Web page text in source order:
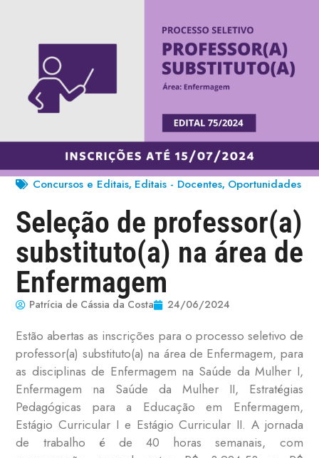
Concursos e Editais, Editais - Docentes, Oportunidades
Seleção de professor(a)
substituto(a) na área de
Enfermagem
Patrícia de Cássia da Costa 24/06/2024
Estão abertas as inscrições para o processo seletivo de
professor(a) substituto(a) na área de Enfermagem, para
as disciplinas de Enfermagem na Saúde da Mulher I,
Enfermagem na Saúde da Mulher II, Estratégias
Pedagógicas para a Educação em Enfermagem,
Estágio Curricular I e Estágio Curricular II. A jornada
de trabalho é de 40 horas semanais, com